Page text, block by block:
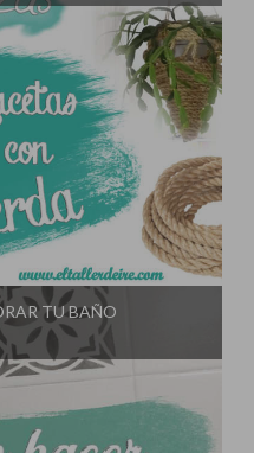
de Ire
TU BAÑO